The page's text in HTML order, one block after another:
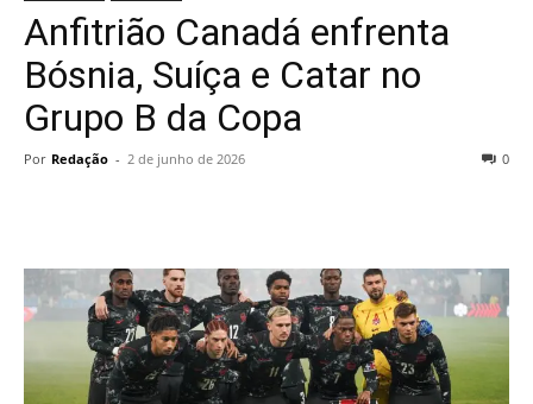
Anfitrião Canadá enfrenta
Bósnia, Suíça e Catar no
Grupo B da Copa
Por Redação - 2 de junho de 2026 0